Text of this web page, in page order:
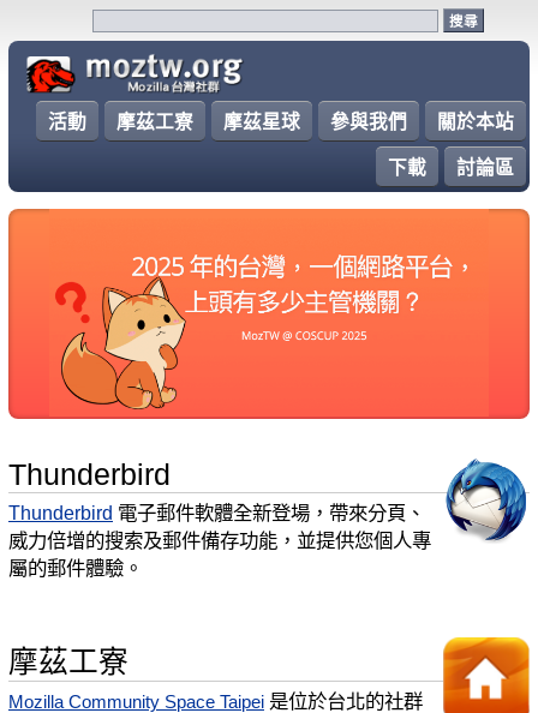
關於本站
參與我們
摩茲星球
摩茲工寮
活動
討論區
下載
Thunderbird
Thunderbird 電子郵件軟體全新登場，帶來分頁、
威力倍增的搜索及郵件備存功能，並提供您個人專
屬的郵件體驗。
摩茲工寮
Mozilla Community Space Taipei 是位於台北的社群